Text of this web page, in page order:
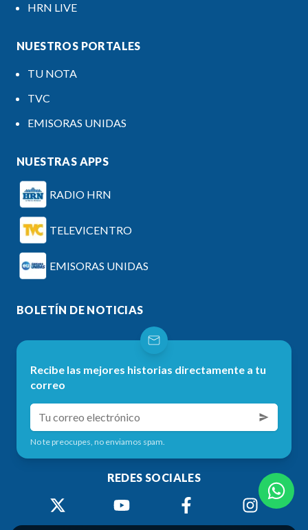
HRN LIVE
NUESTROS PORTALES
TU NOTA
TVC
EMISORAS UNIDAS
NUESTRAS APPS
RADIO HRN
TELEVICENTRO
EMISORAS UNIDAS
BOLETÍN DE NOTICIAS
Recibe las mejores historias directamente a tu
correo
No te preocupes, no enviamos spam.
REDES SOCIALES